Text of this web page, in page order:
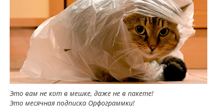
Это вам не кот в мешке, даже не в пакете!
Это месячная подписка Орфограммки!